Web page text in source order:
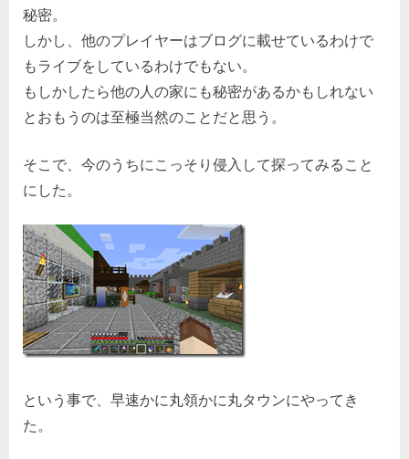
秘密。
しかし、他のプレイヤーはブログに載せているわけで
もライブをしているわけでもない。
もしかしたら他の人の家にも秘密があるかもしれない
とおもうのは至極当然のことだと思う。
そこで、今のうちにこっそり侵入して探ってみること
にした。
という事で、早速かに丸領かに丸タウンにやってき
た。